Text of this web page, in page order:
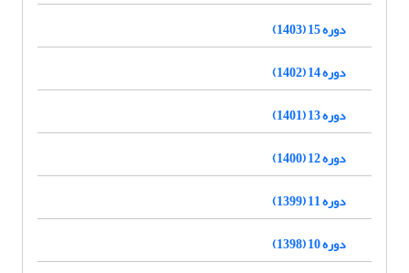
دوره 15 (1403)
دوره 14 (1402)
دوره 13 (1401)
دوره 12 (1400)
دوره 11 (1399)
دوره 10 (1398)